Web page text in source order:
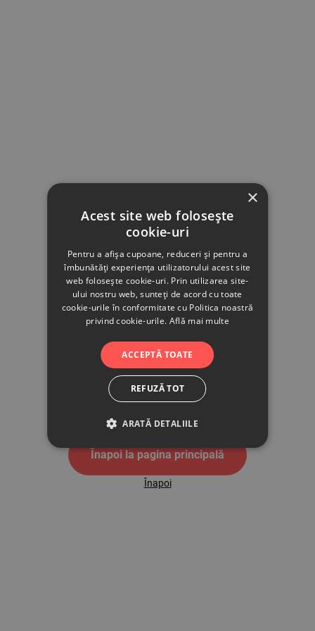
500
Înapoi la pagina principală
Înapoi
×
Acest site web folosește
cookie-uri
Pentru a afișa cupoane, reduceri și pentru a
îmbunătăți experiența utilizatorului acest site
web folosește cookie-uri. Prin utilizarea site-
ului nostru web, sunteți de acord cu toate
cookie-urile în conformitate cu Politica noastră
privind cookie-urile. Află mai multe
ACCEPTĂ TOATE
REFUZĂ TOT
ARATĂ DETALIILE